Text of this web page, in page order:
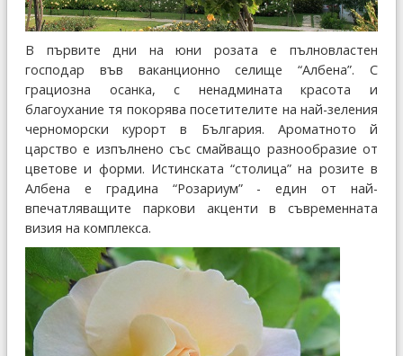
В първите дни на юни розата е пълновластен
господар във ваканционно селище “Албена”. С
грациозна осанка, с ненадмината красота и
благоухание тя покорява посетителите на най-зеления
черноморски курорт в България. Ароматното й
царство е изпълнено със смайващо разнообразие от
цветове и форми. Истинската “столица” на розите в
Албена е градина “Розариум” - един от най-
впечатляващите паркови акценти в съвременната
визия на комплекса.